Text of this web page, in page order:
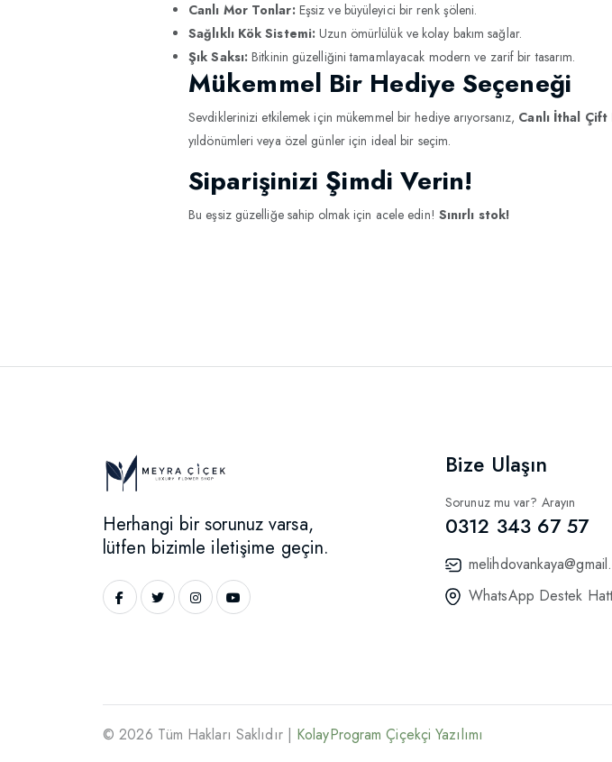
Canlı Mor Tonlar: Eşsiz ve büyüleyici bir renk şöleni.
Sağlıklı Kök Sistemi: Uzun ömürlülük ve kolay bakım sağlar.
Şık Saksı: Bitkinin güzelliğini tamamlayacak modern ve zarif bir tasarım.
Mükemmel Bir Hediye Seçeneği
Sevdiklerinizi etkilemek için mükemmel bir hediye arıyorsanız, Canlı İthal
yıldönümleri veya özel günler için ideal bir seçim.
Siparişinizi Şimdi Verin!
Bu eşsiz güzelliğe sahip olmak için acele edin! Sınırlı stok!
Herhangi bir sorunuz varsa,
lütfen bizimle iletişime geçin.
Bize Ulaşın
Sorunuz mu var? Arayın
0312 343 67 57
WhatsApp Destek
© 2026 Tüm Hakları Saklıdır | KolayProgram Çiçekçi Yazılımı